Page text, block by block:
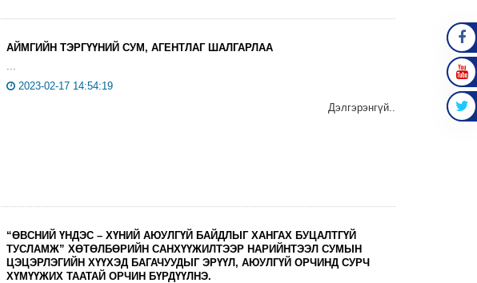
АЙМГИЙН ТЭРГҮҮНИЙ СУМ, АГЕНТЛАГ ШАЛГАРЛАА
2023-02-17 14:54:19
Дэлгэрэнгүй..
“ӨВСНИЙ ҮНДЭС – ХҮНИЙ АЮУЛГҮЙ БАЙДЛЫГ ХАНГАХ БУЦАЛТГҮЙ
ТУСЛАМЖ” ХӨТӨЛБӨРИЙН САНХҮҮЖИЛТЭЭР НАРИЙНТЭЭЛ СУМЫН
ЦЭЦЭРЛЭГИЙН ХҮҮХЭД БАГАЧУУДЫГ ЭРҮҮЛ, АЮУЛГҮЙ ОРЧИНД СУРЧ
ХҮМҮҮЖИХ ТААТАЙ ОРЧИН БҮРДҮҮЛНЭ.